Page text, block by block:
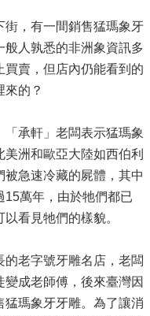
街，有一間銷售猛瑪象牙
般人孰悉的非洲象資訊多
賣，但店內仍能看到的
來的？
「承軒」老闆表示猛瑪象
洲和歐亞大陸如西伯利
急速冷藏的屍體，其中
15萬年，由於牠們都已
看見牠們的樣貌。
的老字號牙雕名店，老闆
成老師傅，後來臺灣因
猛瑪象牙牙雕。為了讓消